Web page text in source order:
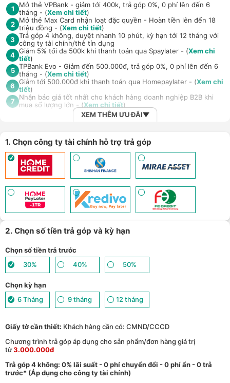
1
Mở thẻ VPBank - giảm tới 400k, trả góp 0%, 0 phí lên đến 6
tháng - (Xem chi tiết)
2 Mở thẻ Max Card nhận loạt đặc quyền - Hoàn tiền lên đến 18
triệu đồng - (Xem chi tiết)
3 Trả góp 4 không, duyệt nhanh 10 phút, kỳ hạn tới 12 tháng với
công ty tài chính/thẻ tín dụng
4 Giảm 5% tối đa 500k khi thanh toán qua Spaylater - (Xem chi
tiết)
5 TPBank Evo - Giảm đến 500.000đ, trả góp 0%, 0 phí lên đến 6
tháng - (Xem chi tiết)
6 Giảm tới 500.000đ khi thanh toán qua Homepaylater - (Xem chi
tiết)
7
Nhận báo giá tốt nhất cho khách hàng doanh nghiệp B2B khi
mua số lượng lớn - (Xem chi tiết)
XEM THÊM ƯU ĐÃI
1. Chọn công ty tài chính hỗ trợ trả góp
2. Chọn số tiền trả góp và kỳ hạn
Chọn số tiền trả trước
30%
40% 50%
Chọn kỳ hạn
6 Tháng
9 tháng 12 tháng
Giấy tờ cần thiết: Khách hàng cần có: CMND/CCCD
Chương trình trả góp áp dụng cho sản phẩm/đơn hàng giá trị
từ3.000.000đ
Trả góp 4 không: 0% lãi suất - 0 phí chuyển đổi - 0 phí ẩn - 0 trả
trước* (Áp dụng cho công ty tài chính)